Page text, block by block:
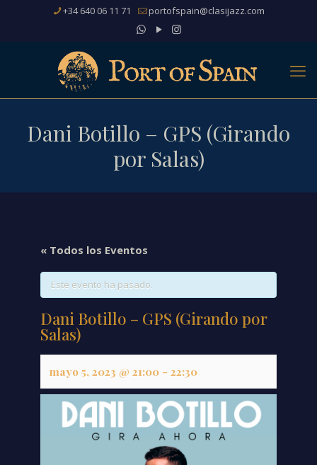
+34 640 06 11 71 portofspain@clasijazz.com
Dani Botillo – GPS (Girando
por Salas)
« Todos los Eventos
Este evento ha pasado.
Dani Botillo – GPS (Girando por
Salas)
mayo 5, 2023 @ 21:00- 22:30